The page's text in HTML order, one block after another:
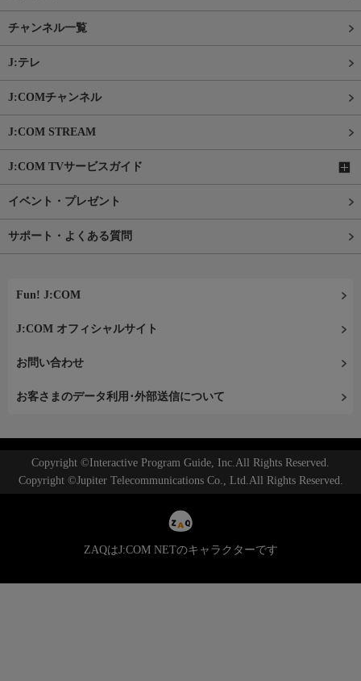
チャンネル一覧
J:テレ
J:COMチャンネル
J:COM STREAM
J:COM TVサービスガイド
イベント・プレゼント
サポート・よくある質問
Fun! J:COM
J:COM オフィシャルサイト
お問い合わせ
お客さまのデータ利用･外部送信について
Copyright ©Interactive Program Guide, Inc.All Rights Reserved.
Copyright ©Jupiter Telecommunications Co., Ltd.All Rights Reserved.
ZAQはJ:COM NETのキャラクターです